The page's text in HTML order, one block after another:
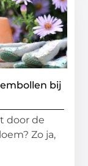
bij
door de
Zo ja,